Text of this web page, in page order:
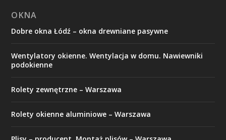
OKNA
Dobre okna Łódź – okna drewniane pasywne
Wentylatory okienne. Wentylacja w domu. Nawiewniki
podokienne
Rolety zewnętrzne – Warszawa
Rolety okienne aluminiowe – Warszawa